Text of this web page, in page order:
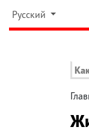
Русский